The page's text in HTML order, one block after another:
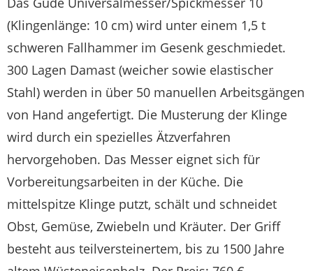
(Klingenlänge: 10 cm) wird unter einem 1,5 t
schweren Fallhammer im Gesenk geschmiedet.
300 Lagen Damast (weicher sowie elastischer
Stahl) werden in über 50 manuellen Arbeitsgängen
von Hand angefertigt. Die Musterung der Klinge
wird durch ein spezielles Ätzverfahren
hervorgehoben. Das Messer eignet sich für
Vorbereitungsarbeiten in der Küche. Die
mittelspitze Klinge putzt, schält und schneidet
Obst, Gemüse, Zwiebeln und Kräuter. Der Griff
besteht aus teilversteinertem, bis zu 1500 Jahre